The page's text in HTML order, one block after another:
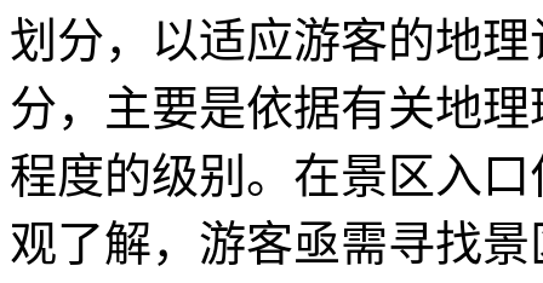
划分，以适应游客的地
分，主要是依据有关地
程度的级别。在景区入
观了解，游客亟需寻找